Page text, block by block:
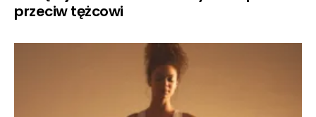
przeciw tężcowi